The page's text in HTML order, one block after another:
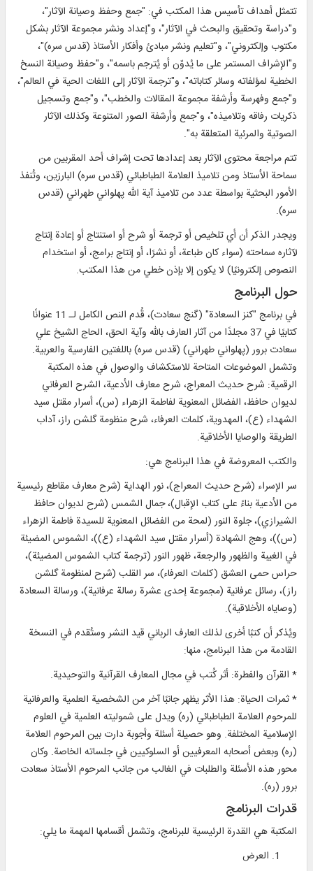
تتمثل أهداف تأسيس هذا المكتب في: "جمع وحفظ وصيانة الآثار"،
و"دراسة وتحقيق والبحث في الآثار"، و"إعداد ونشر مجموعة الآثار بشكل
مكتوب وإلكتروني"، و"تعليم ونشر مبادئ وأفكار الأستاذ (قدس سره)"،
و"الإشراف المستمر على ما يُدوّن أو يُترجم باسمه"، و"حفظ وصيانة النسخ
الخطية لمؤلفاته وسائر كتاباته"، و"ترجمة الآثار إلى اللغات الحية في العالم"،
و"جمع وفهرسة وأرشفة مجموعة المقالات والخطب"، و"جمع وتسجيل
ذكريات رفاقه وتلاميذه"، و"جمع وأرشفة الصور المتنوعة وكذلك الآثار
الصوتية والمرئية المتعلقة به".
تتم مراجعة محتوى الآثار بعد إعدادها تحت إشراف أحد المقربين من
سماحة الأستاذ ومن تلاميذ العلامة الطباطبائي (قدس سره) البارزين، وتُنفذ
الأمور البحثية بواسطة عدد من تلاميذ آية الله پهلواني طهراني (قدس
سره).
ويجدر الذكر أن أي تلخيص أو ترجمة أو شرح أو استنتاج أو إعادة إنتاج
لآثاره سماحته (سواء كان طباعة، أو نشرًا، أو إنتاج برامج، أو استخدام
النصوص إلكترونيًا) لا يكون إلا بإذن خطي من هذا المكتب.
حول البرنامج
في برنامج "كنز السعادة" (گنج سعادت)، قُدم النص الكامل لـ 11 عنوانًا
كتابيًا في 37 مجلدًا من آثار العارف بالله وآية الحق، الحاج الشيخ علي
سعادت برور (پهلواني طهراني) (قدس سره) باللغتين الفارسية والعربية.
وتشمل الموضوعات المتاحة للاستكشاف والوصول في هذه المكتبة
الرقمية: شرح حديث المعراج، شرح معارف الأدعية، الشرح العرفاني
لديوان حافظ، الفضائل المعنوية لفاطمة الزهراء (س)، أسرار مقتل سيد
الشهداء (ع)، المهدوية، كلمات العرفاء، شرح منظومة گلشن راز، آداب
الطريقة والوصايا الأخلاقية.
والكتب المعروضة في هذا البرنامج هي:
سر الإسراء (شرح حديث المعراج)، نور الهداية (شرح معارف مقاطع رئيسية
من الأدعية بناءً على كتاب الإقبال)، جمال الشمس (شرح لديوان حافظ
الشيرازي)، جلوة النور (لمحة من الفضائل المعنوية للسيدة فاطمة الزهراء
(س))، وهج الشهادة (أسرار مقتل سيد الشهداء (ع))، الشموس المضيئة
في الغيبة والظهور والرجعة، ظهور النور (ترجمة كتاب الشموس المضيئة)،
حراس حمى العشق (كلمات العرفاء)، سر القلب (شرح لمنظومة گلشن
راز)، رسائل عرفانية (مجموعة إحدى عشرة رسالة عرفانية)، ورسالة السعادة
(وصاياه الأخلاقية).
ويُذكر أن كتبًا أخرى لذلك العارف الرباني قيد النشر وستُقدم في النسخة
القادمة من هذا البرنامج، منها:
* القرآن والفطرة: أثر كُتب في مجال المعارف القرآنية والتوحيدية.
* ثمرات الحياة: هذا الأثر يظهر جانبًا آخر من الشخصية العلمية والعرفانية
للمرحوم العلامة الطباطبائي (ره) ويدل على شموليته العلمية في العلوم
الإسلامية المختلفة. وهو حصيلة أسئلة وأجوبة دارت بين المرحوم العلامة
(ره) وبعض أصحابه المعرفيين أو السلوكيين في جلساته الخاصة. وكان
محور هذه الأسئلة والطلبات في الغالب من جانب المرحوم الأستاذ سعادت
برور (ره).
قدرات البرنامج
المكتبة هي القدرة الرئيسية للبرنامج، وتشمل أقسامها المهمة ما يلي:
العرض